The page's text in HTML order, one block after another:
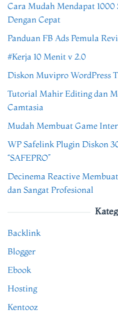
Cara Mudah Mendapat 1000
Dengan Cepat
Panduan FB Ads Pemula
#Kerja 10 Menit v 2.0
Diskon Muvipro WordPress
Tutorial Mahir Editing dan
Camtasia
Mudah Membuat Game
WP Safelink Plugin Diskon
“SAFEPRO”
Decinema Reactive
dan Sangat Profesional
Backlink
Blogger
Ebook
Hosting
Kentooz